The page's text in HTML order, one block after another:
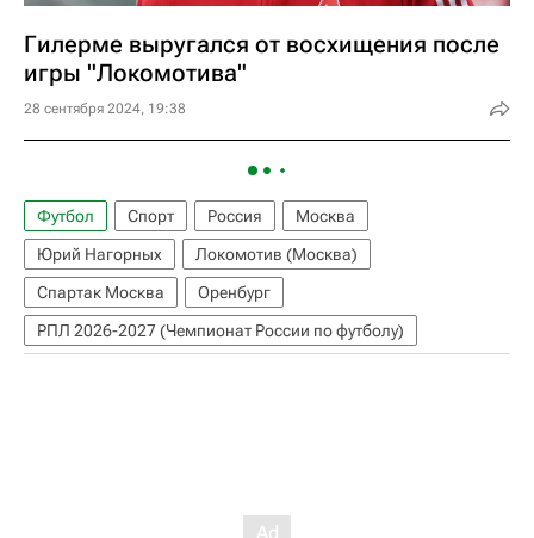
Гилерме выругался от восхищения после
игры "Локомотива"
28 сентября 2024, 19:38
Футбол Спорт Россия
Москва
Юрий Нагорных
Локомотив (Москва)
Спартак Москва
Оренбург
РПЛ 2026-2027 (Чемпионат России по футболу)